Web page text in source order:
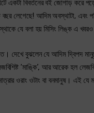
একটা বিবর্তনের বই জোগাড়
লেগেছে! আদিম অবস্থাটা, এবং
যে বলা হয় মিসিং লিঙ্ক এ
বুঝলেন যে আদিম দ্বিপদ মানুষের
‘মাঙ্কি’, আর আরেক হল
ওরাং ওটাং বা বনমানুষ। এই যে